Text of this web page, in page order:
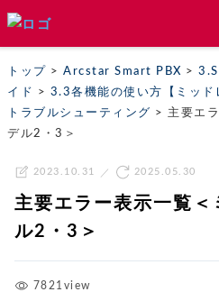
トップ > Arcstar Smart PBX >
イド > 3.3各機能の使い方【ミッド
トラブルシューティング > 主要エ
デル2・3＞
2023.10.31 2025.05.30
主要エラー表示一覧＜
ル2・3＞
7821view